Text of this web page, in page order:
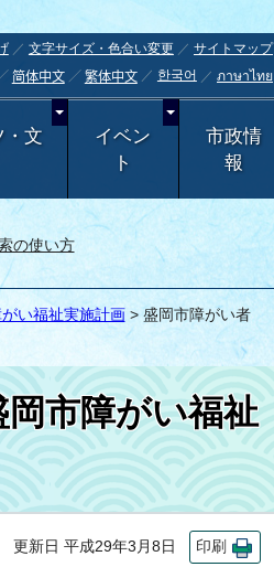
文字サイズ・色合い変更
サイトマップ
简体中文 繁体中文 한국어 ภาษาไทย
・文
イベン
ト
市政情
報
の使い方
い福祉実施計画> 盛岡市障がい者
市障がい福祉
更新日 平成29年3月8日 印刷